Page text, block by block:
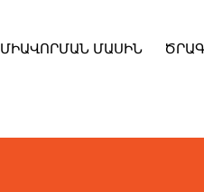
ՄԻԱՎՈՐՄԱՆ ՄԱՍԻՆ